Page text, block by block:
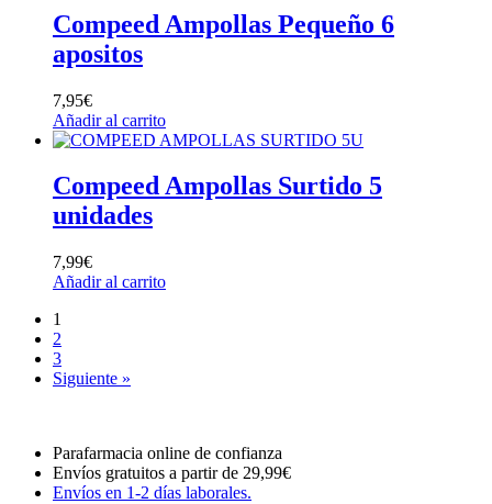
Compeed Ampollas Pequeño 6
apositos
7,95€
Añadir al carrito
Compeed Ampollas Surtido 5
unidades
7,99€
Añadir al carrito
1
2
3
Siguiente »
Parafarmacia online de confianza
Envíos gratuitos a partir de 29,99€
Envíos en 1-2 días laborales.